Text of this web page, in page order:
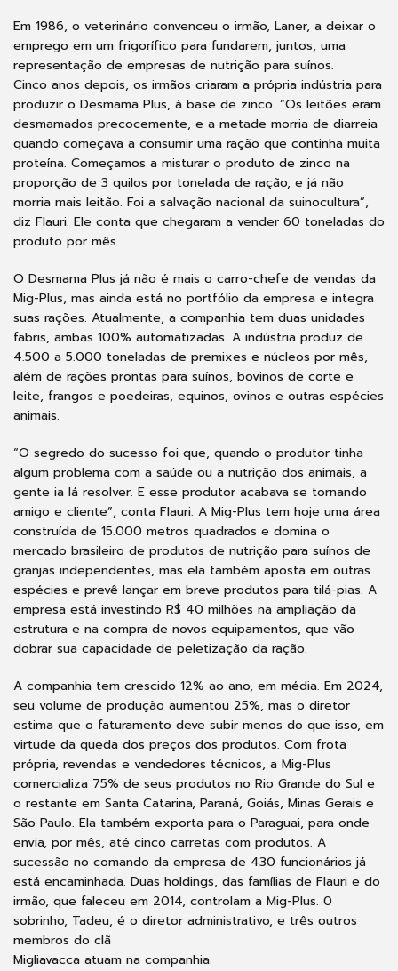
Em 1986, o veterinário convenceu o irmão, Laner, a deixar o
emprego em um frigorífico para fundarem, juntos, uma
representação de empresas de nutrição para suínos.
Cinco anos depois, os irmãos criaram a própria indústria para
produzir o Desmama Plus, à base de zinco. “Os leitões eram
desmamados precocemente, e a metade morria de diarreia
quando começava a consumir uma ração que continha muita
proteína. Começamos a misturar o produto de zinco na
proporção de 3 quilos por tonelada de ração, e já não
morria mais leitão. Foi a salvação nacional da suinocultura”,
diz Flauri. Ele conta que chegaram a vender 60 toneladas do
produto por mês.
O Desmama Plus já não é mais o carro-chefe de vendas da
Mig-Plus, mas ainda está no portfólio da empresa e integra
suas rações. Atualmente, a companhia tem duas unidades
fabris, ambas 100% automatizadas. A indústria produz de
4.500 a 5.000 toneladas de premixes e núcleos por mês,
além de rações prontas para suínos, bovinos de corte e
leite, frangos e poedeiras, equinos, ovinos e outras espécies
animais.
“O segredo do sucesso foi que, quando o produtor tinha
algum problema com a saúde ou a nutrição dos animais, a
gente ia lá resolver. E esse produtor acabava se tornando
amigo e cliente”, conta Flauri. A Mig-Plus tem hoje uma área
construída de 15.000 metros quadrados e domina o
mercado brasileiro de produtos de nutrição para suínos de
granjas independentes, mas ela também aposta em outras
espécies e prevê lançar em breve produtos para tilá-pias. A
empresa está investindo R$ 40 milhões na ampliação da
estrutura e na compra de novos equipamentos, que vão
dobrar sua capacidade de peletização da ração.
A companhia tem crescido 12% ao ano, em média. Em 2024,
seu volume de produção aumentou 25%, mas o diretor
estima que o faturamento deve subir menos do que isso, em
virtude da queda dos preços dos produtos. Com frota
própria, revendas e vendedores técnicos, a Mig-Plus
comercializa 75% de seus produtos no Rio Grande do Sul e
o restante em Santa Catarina, Paraná, Goiás, Minas Gerais e
São Paulo. Ela também exporta para o Paraguai, para onde
envia, por mês, até cinco carretas com produtos. A
sucessão no comando da empresa de 430 funcionários já
está encaminhada. Duas holdings, das famílias de Flauri e do
irmão, que faleceu em 2014, controlam a Mig-Plus. 0
sobrinho, Tadeu, é o diretor administrativo, e três outros
membros do clã
Migliavacca atuam na companhia.